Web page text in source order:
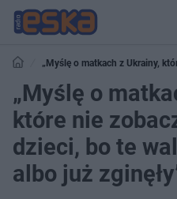
„Myślę o matkach z Ukrainy,
walczą na froncie albo już zginęły”
„Myślę o
które nie
dzieci, bo te
albo już